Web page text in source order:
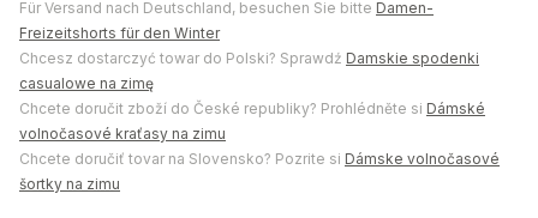
Für Versand nach Deutschland, besuchen Sie bitte Damen-
Freizeitshorts für den Winter
Chcesz dostarczyć towar do Polski? Sprawdź Damskie spodenki
casualowe na zimę
Chcete doručit zboží do České republiky? Prohlédněte si Dámské
volnočasové kraťasy na zimu
Chcete doručiť tovar na Slovensko? Pozrite si Dámske volnočasové
šortky na zimu